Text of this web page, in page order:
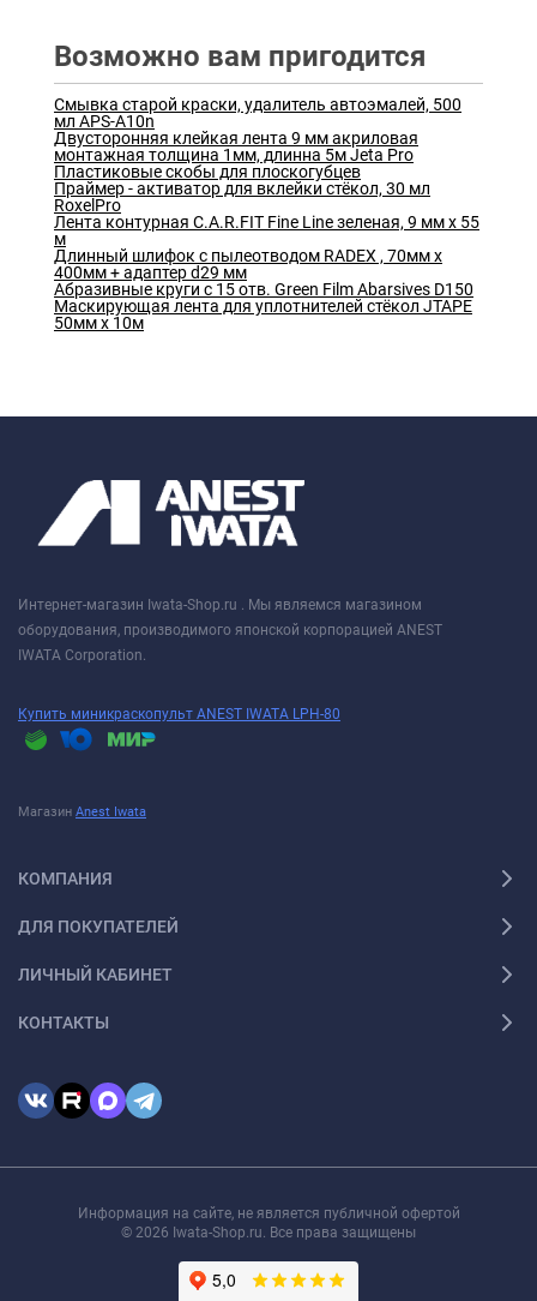
Возможно вам пригодится
Смывка старой краски, удалитель автоэмалей, 500
мл APS-A10n
Двусторонняя клейкая лента 9 мм акриловая
монтажная толщина 1мм, длинна 5м Jeta Pro
Пластиковые скобы для плоскогубцев
Праймер - активатор для вклейки стёкол, 30 мл
RoxelPro
Лента контурная C.A.R.FIT Fine Line зеленая, 9 мм х 55
м
Длинный шлифок с пылеотводом RADEX , 70мм х
400мм + адаптер d29 мм
Абразивные круги с 15 отв. Green Film Abarsives D150
Маскирующая лента для уплотнителей стёкол JTAPE
50мм х 10м
Интернет-магазин Iwata-Shop.ru . Мы являемся магазином
оборудования, производимого японской корпорацией ANEST
IWATA Corporation.
Купить миникраскопульт ANEST IWATA LPH-80
Магазин Anest Iwata
КОМПАНИЯ
ДЛЯ ПОКУПАТЕЛЕЙ
ЛИЧНЫЙ КАБИНЕТ
КОНТАКТЫ
Информация на сайте, не является публичной офертой
© 2026 Iwata-Shop.ru. Все права защищены